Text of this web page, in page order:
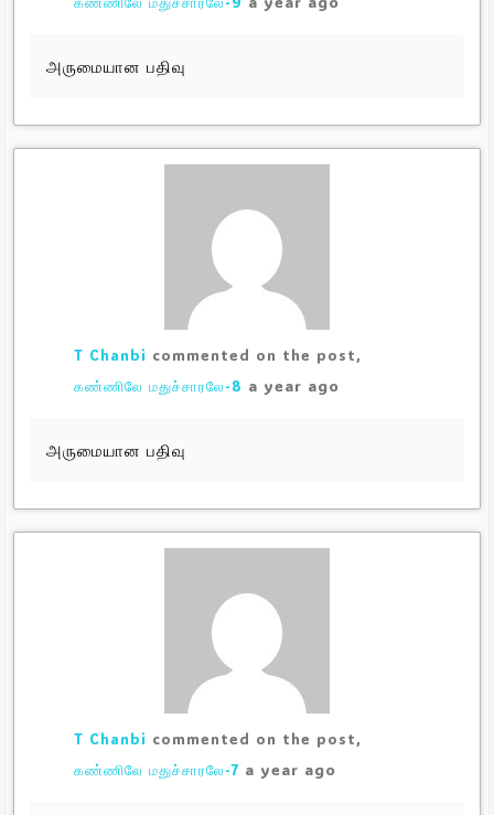
அருமையான பதிவு
T Chanbi commented on the post,
கண்ணிலே மதுச்சாரலே-8 a year ago
அருமையான பதிவு
T Chanbi commented on the post,
கண்ணிலே மதுச்சாரலே-7 a year ago